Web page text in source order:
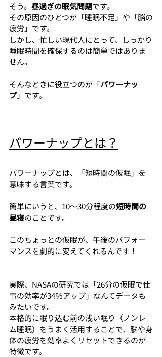
そう。 昼過ぎの眠気問題です。
その原因のひとつが「睡眠不足」や「脳の
疲労」です。
しかし、忙しい現代人にとって、しっかり
睡眠時間を確保するのは簡単ではありま
せん。
そんなときに役立つのが「パワーナッ
プ」です。
パワーナップとは？
パワーナップとは、「短時間の仮眠」を
意味する言葉です。
簡単にいうと、10〜30分程度の短時間の
昼寝のことです。
このちょっとの仮眠が、午後のパフォー
マンスを劇的に変えてくれるんです！
実際、NASAの研究では「26分の仮眠で仕
事の効率が34％アップ」なんてデータも
みたいです。
本格的に眠り込む前の浅い眠り（ノンレ
ム睡眠）をうまく活用することで、脳や身
体の疲労を効率よくリセットできるのが
特徴です。